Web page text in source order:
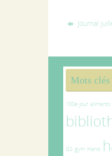
Journal
Mots clés
100e jour aliments
GS gym Hand